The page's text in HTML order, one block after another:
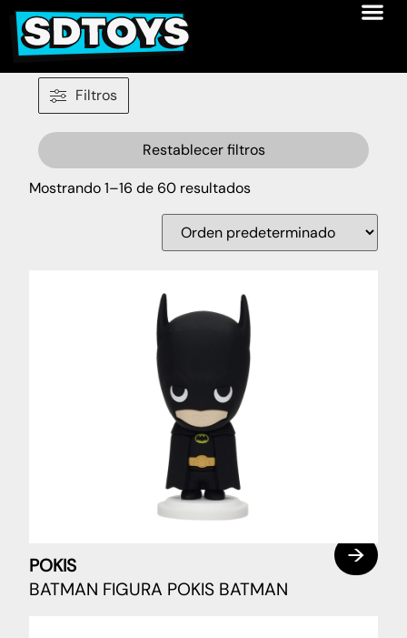
Filtros
Restablecer filtros
Mostrando 1–16 de 60 resultados
POKIS
BATMAN FIGURA POKIS BATMAN